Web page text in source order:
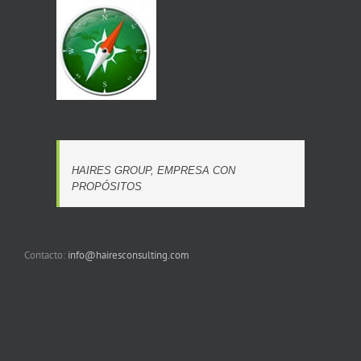
HAIRES GROUP, EMPRESA CON
PROPÓSITOS
Contacto: info@hairesconsulting.com